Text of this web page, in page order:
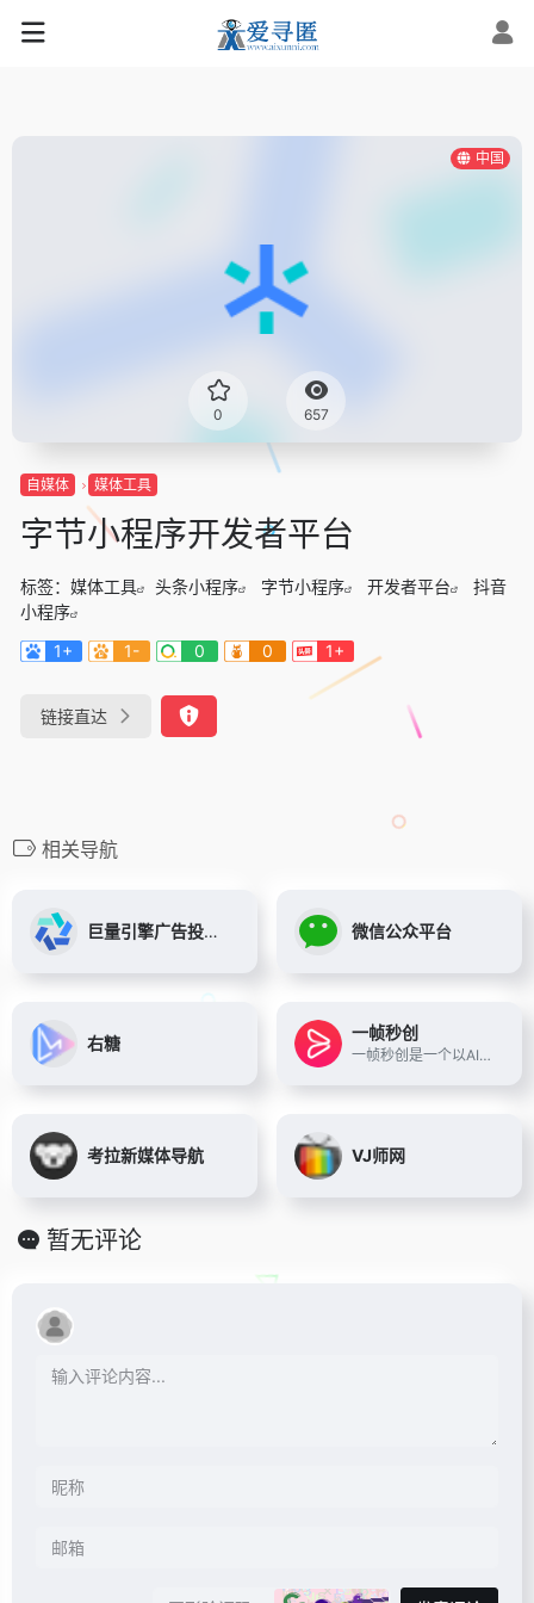
中国
0 657
自媒体 媒体工具
字节小程序开发者平台
标签： 媒体工具 头条小程序 字节小程序 开发者平台
抖音
小程序
1+
1- 0 0 1+
链接直达
相关导航
巨量引擎广告投放平台 微信公众平台
右糖
一帧秒创
一帧秒创是一个以AIGC为基础...
考拉新媒体导航 VJ师网
暂无评论